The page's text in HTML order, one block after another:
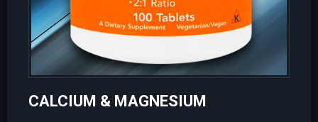
CALCIUM & MAGNESIUM